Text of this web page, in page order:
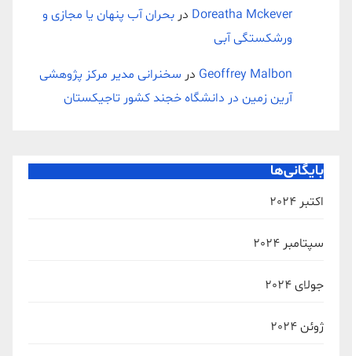
Doreatha Mckever در بحران آب پنهان یا مجازی و
ورشکستگی آبی
Geoffrey Malbon در سخنرانی مدیر مرکز پژوهشی
آرین زمین در دانشگاه خجند کشور تاجیکستان
بایگانی‌ها
اکتبر 2024
سپتامبر 2024
جولای 2024
ژوئن 2024